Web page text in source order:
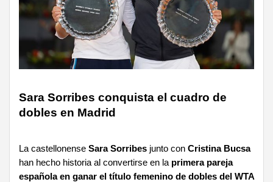
Sara Sorribes conquista el cuadro de
dobles en Madrid
La castellonense Sara Sorribes junto con Cristina Bucsa
han hecho historia al convertirse en la primera pareja
española en ganar el título femenino de dobles del WTA